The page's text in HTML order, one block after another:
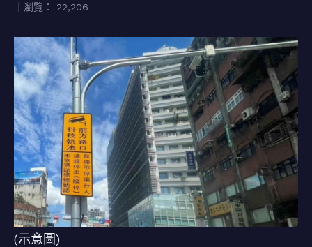
｜瀏覽： 22,206
(示意圖)